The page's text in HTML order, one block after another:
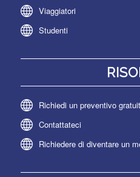
Viaggiatori
Studenti
Richiedi un preventivo
Contattateci
Richiedere di diventare un